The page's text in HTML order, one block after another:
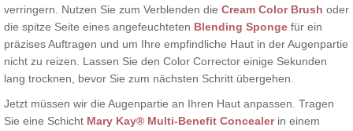
verringern. Nutzen Sie zum Verblenden die Cream Color Brush oder
die spitze Seite eines angefeuchteten Blending Sponge für ein
präzises Auftragen und um Ihre empfindliche Haut in der Augenpartie
nicht zu reizen. Lassen Sie den Color Corrector einige Sekunden
lang trocknen, bevor Sie zum nächsten Schritt übergehen.
Jetzt müssen wir die Augenpartie an Ihren Haut anpassen. Tragen
Sie eine Schicht Mary Kay® Multi-Benefit Concealerin einem